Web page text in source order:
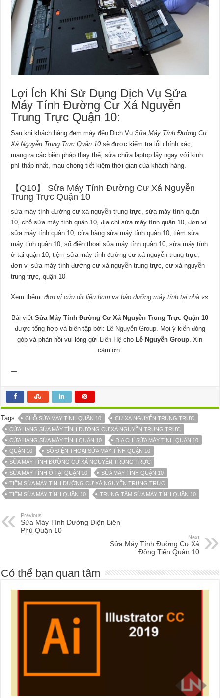
Lợi Ích Khi Sử Dụng Dịch Vụ Sửa
Máy Tính Đường Cư Xá Nguyễn
Trung Trực Quận 10:
Sau khi khách hàng đem máy đến Dịch VụSửa Máy Tính Đường Cư
Xá Nguyễn Trung Trực Quận 10sẽ được kiểm tra lỗi chính xác,
mang ra các biện pháp thay thế, sửa chữa laptop lấy ngay với kinh
phí thấp nhất, mau chóng tiết kiệm thời gian của khách hàng.
【Q10】 Sửa Máy Tính Đường Cư Xá Nguyễn
Trung Trực Quận 10
sửa máy tính đường cư xá nguyễn trung trực, sửa máy tính quận
10, chỗ sửa máy tính quận 10, địa chỉ sửa máy tính quận 10, đơn vị
sửa máy tính quận 10, cửa hàng sửa máy tính quận 10, tiệm sửa
máy tính quận 10, số điện thoại sửa máy tính quận 10, sửa máy tính
ở tại quận 10, tiệm sửa máy tính đường cư xá nguyễn trung trực,
đơn vị sửa máy tính đường cư xá nguyễn trung trực, cư xá nguyễn
trung trực, quận 10
Xem thêm:đơn vị cứu dữ liệu hcm vsbảo dưỡng máy tính tại nhà vs
Bài viếtSửa Máy Tính Đường Cư Xá Nguyễn Trung Trực Quận 10
được tổng hợp và biên tập bởi: Lê Nguyễn Group. Mọi ý kiến đóng
góp và phản hồi vui lòng gửi Liên Hệ cho Lê Nguyễn Group. Xin
cảm ơn.
—
Tags CHỖ SỬA MÁY TÍNH QUẬN 10
CƯ XÁ NGUYỄN TRUNG TRỰC
CỬA HÀNG SỬA MÁY TÍNH ĐƯỜNG CƯ XÁ NGUYỄN TRUNG TRỰC
CỬA HÀNG SỬA MÁY TÍNH QUẬN 10
ĐỊA CHỈ SỬA MÁY TÍNH QUẬN 10
QUẬN 10
SỐ ĐIỆN THOẠI SỬA MÁY TÍNH QUẬN 10
SỬA MÁY TÍNH ĐƯỜNG CƯ XÁ NGUYỄN TRUNG TRỰC
SỬA MÁY TÍNH Ở TẠI QUẬN 10
SỬA MÁY TÍNH QUẬN 10
TIỆM SỬA MÁY TÍNH ĐƯỜNG CƯ XÁ NGUYỄN TRUNG TRỰC
TIỆM SỬA MÁY TÍNH QUẬN 10
TRUNG TÂM SỬA MÁY TÍNH QUẬN 10
Previous
Sửa Máy Tính Đường Điện Biên
Phủ Quận 10
Next
Sửa Máy Tính Đường Cư Xá
Đồng Tiến Quận 10
Có thể bạn quan tâm